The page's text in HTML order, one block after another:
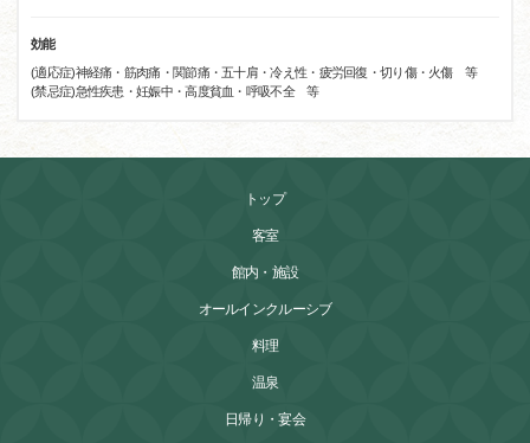
効能
(適応症)神経痛・筋肉痛・関節痛・五十肩・冷え性・疲労回復・切り傷・火傷 等
(禁忌症)急性疾患・妊娠中・高度貧血・呼吸不全 等
トップ
客室
館内・施設
オールインクルーシブ
料理
温泉
日帰り・宴会